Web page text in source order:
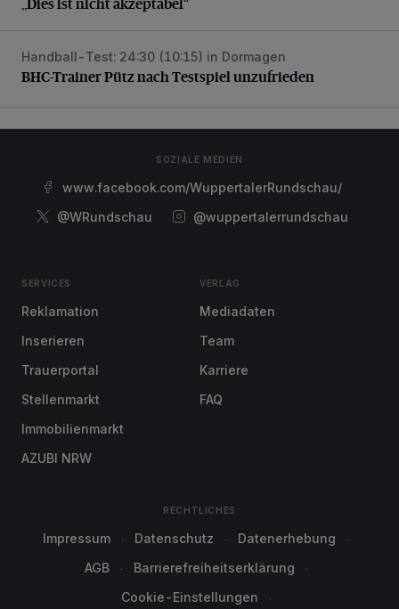
BHC-Trainer Pütz nach Testspiel unzufrieden
Handball-Test: 24:30 (10:15) in Dormagen
BHC-Trainer Pütz nach Testspiel unzufrieden
SOZIALE MEDIEN
www.facebook.com/WuppertalerRundschau/
@WRundschau
@wuppertalerrundschau
SERVICES
Reklamation
Inserieren
Trauerportal
Stellenmarkt
Immobilienmarkt
AZUBI NRW
VERLAG
Mediadaten
Team
Karriere
FAQ
RECHTLICHES
Impressum Datenschutz
Datenerhebung
AGB
Barrierefreiheitserklärung
Cookie-Einstellungen